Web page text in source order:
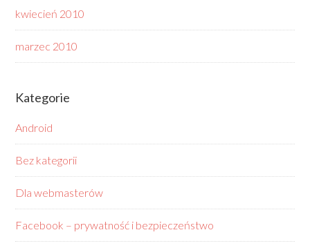
kwiecień 2010
marzec 2010
Kategorie
Android
Bez kategorii
Dla webmasterów
Facebook – prywatność i bezpieczeństwo